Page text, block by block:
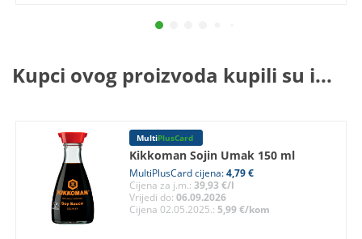
Kupci ovog proizvoda kupili su i...
MultiPlusCard
Kikkoman Sojin Umak 150 ml
MultiPlusCard cijena:4,79 €
Cijena za j.m.:39,93 €/l
Vrijedi do:06.09.2026
Cijena 02.05.2025.:5,99 €/kom